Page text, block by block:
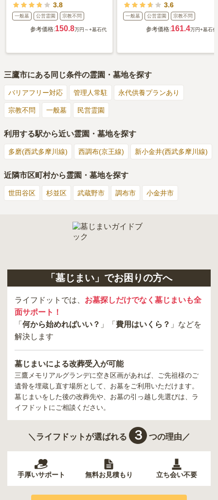
3.8
一般墓 公営霊園 宗教不問
参考価格:150.8万円～+墓石代
3.6
一般墓 公営霊園 宗教不問
参考価格:161.4万円+墓石代
三鷹市にある同じ条件の霊園・墓地を探す
バリアフリー対応 管理人常駐 永代供養プランあり
宗教不問 一般墓 民営霊園
利用する駅から近い霊園・墓地を探す
多磨(西武多摩川線) 西調布(京王線) 新小金井(西武多摩川線)
近隣市区町村から霊園・墓地を探す
世田谷区 杉並区 武蔵野市 調布市 小金井市
「墓じまい」でお困りの方へ
ライフドットでは、 お墓探しだけでなく墓じまいも全
面サポート！
「 何から始めればいい？ 」「 費用はいくら？ 」などを
解決します
墓じまいによる改葬受入が可能
三鷹メモリアルグランデに空き区画があれば、ご先祖様のご
遺骨を埋蔵し直す場所として、お墓をご利用いただけます。
墓じまいをした後の改葬先や、お墓の引っ越し先選びは、ラ
イフドットにご相談ください。
＼ライフドットが選ばれる ３ つの理由／
手厚いサポート 無料お見積もり 立ち会い不要